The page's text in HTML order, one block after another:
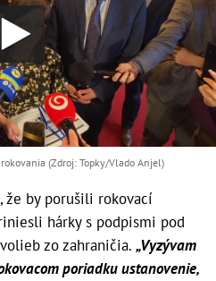
(Zdroj: Topky/Vlado Anjel)
že by porušili rokovací
hárky s podpismi pod
zo zahraničia. „Vyzývam
poriadku ustanovenie,